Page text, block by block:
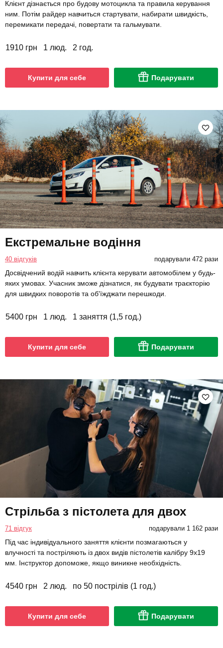
Клієнт дізнається про будову мотоцикла та правила керування
ним. Потім райдер навчиться стартувати, набирати швидкість,
перемикати передачі, повертати та гальмувати.
1910 грн 1 люд. 2 год.
Купити для себе Подарувати
Екстремальне водіння
40 відгуків подарували 472 рази
Досвідчений водій навчить клієнта керувати автомобілем у будь-
яких умовах. Учасник зможе дізнатися, як будувати траєкторію
для швидких поворотів та об'їжджати перешкоди.
5400 грн 1 люд. 1 заняття (1,5 год.)
Купити для себе Подарувати
Стрільба з пістолета для двох
71 відгук подарували 1 162 рази
Під час індивідуального заняття клієнти позмагаються у
влучності та постріляють із двох видів пістолетів калібру 9х19
мм. Інструктор допоможе, якщо виникне необхідність.
4540 грн 2 люд. по 50 пострілів (1 год.)
Купити для себе Подарувати